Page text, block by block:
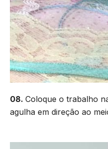
08. Coloque o trabalho
agulha em direção ao